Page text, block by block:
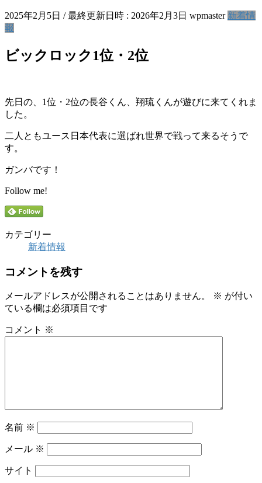
2025年2月5日 / 最終更新日時 : 2026年2月3日 wpmaster 新着情
報
ビックロック1位・2位
先日の、1位・2位の長谷くん、翔琉くんが遊びに来てくれま
した。
二人ともユース日本代表に選ばれ世界で戦って来るそうで
す。
ガンバです！
Follow me!
カテゴリー
新着情報
コメントを残す
メールアドレスが公開されることはありません。 ※ が付い
ている欄は必須項目です
コメント ※
名前 ※
メール ※
サイト